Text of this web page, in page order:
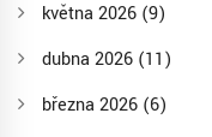
května 2026 (9)
dubna 2026 (11)
března 2026 (6)